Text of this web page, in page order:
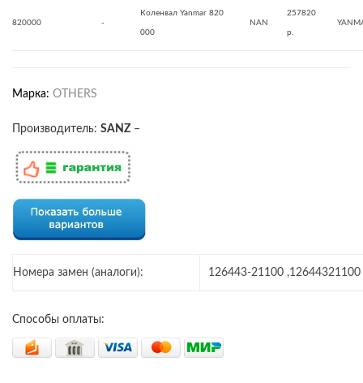
820000 -
Коленвал Yanmar 820
000
NAN
257820
р.
Марка: OTHERS
Производитель: SANZ –
Номера замен (аналоги): 126443-21100 ,12644321100
Способы оплаты: